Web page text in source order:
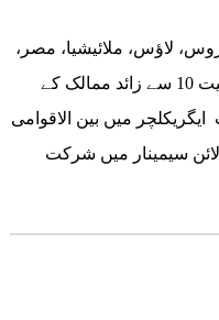
سنگاپور، ویت نام، کمبوڈیا و دیگر سمیت 10 سے زائد ممالک کے
میں بین الاقوامی
لائن سیمینار میں شرکت